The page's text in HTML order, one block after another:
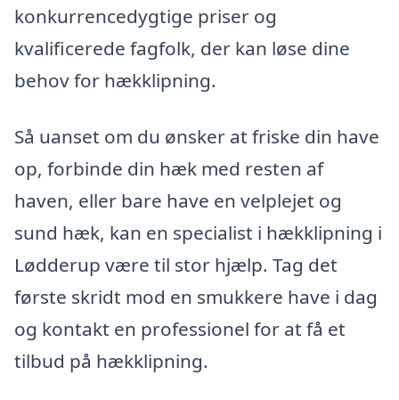
konkurrencedygtige priser og
kvalificerede fagfolk, der kan løse dine
behov for hækklipning.
Så uanset om du ønsker at friske din have
op, forbinde din hæk med resten af
haven, eller bare have en velplejet og
sund hæk, kan en specialist i hækklipning i
Lødderup være til stor hjælp. Tag det
første skridt mod en smukkere have i dag
og kontakt en professionel for at få et
tilbud på hækklipning.